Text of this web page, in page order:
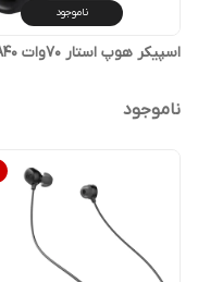
ناموجود
اسپیکر هوپ استار 70وات A40
ناموجود